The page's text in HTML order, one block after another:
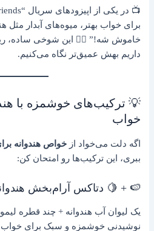
برای خواب بهتر، میوه‌های آبدار مثل
خاموش شه!” 🧘‍♀️ این شوخی ساده،
داریم بهش عمیق‌تر نگاه می‌کنیم.
💡 ترکیب‌های خوشمزه با
خواب
اگه دلت می‌خواد ازخواص هندوانه
ببری، این ترکیب‌ها رو امتحان کن:
🍉 + 🍋 دتاکس آرام‌بخش
یک لیوان آب هندوانه + چند قطره
نوشیدنی خوشمزه و سبک برای خواب